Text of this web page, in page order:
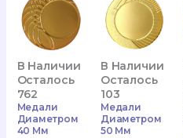
В Наличии
Осталось
762
Медали
Диаметром
40 Мм
В Наличии
Осталось
103
Медали
Диаметром
50 Мм